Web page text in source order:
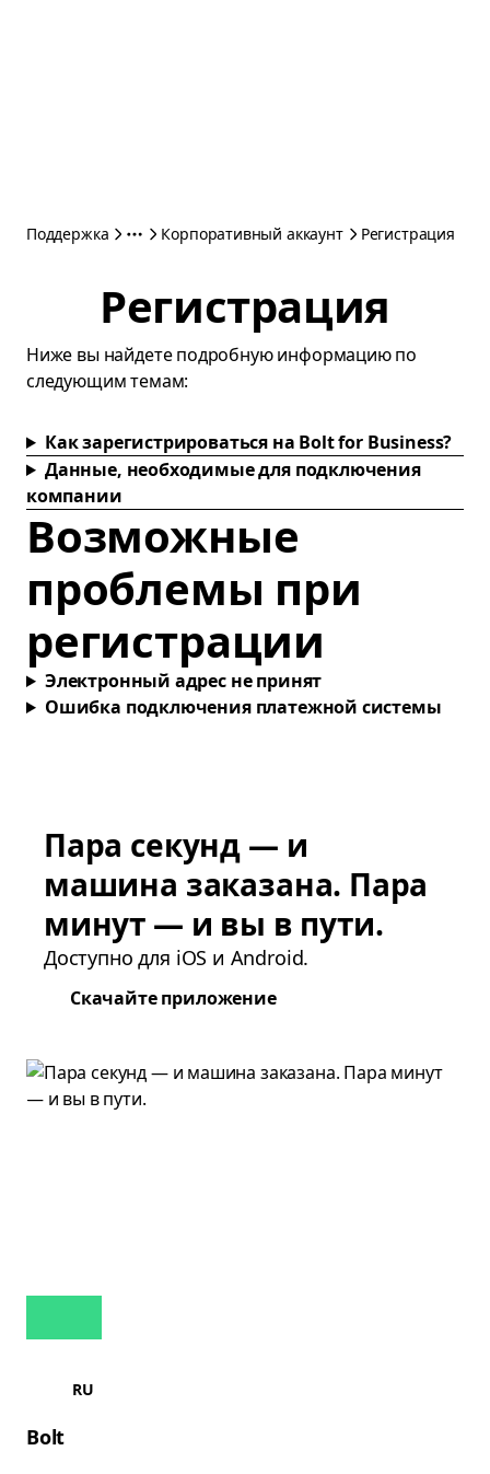
Поддержка Корпоративный аккаунт Регистрация
Регистрация
Ниже вы найдете подробную информацию по
следующим темам:
Как зарегистрироваться на Bolt for Business?
Данные, необходимые для подключения
компании
Возможные
проблемы при
регистрации
Электронный адрес не принят
Ошибка подключения платежной системы
Пара секунд — и
машина заказана. Пара
минут — и вы в пути.
Доступно для iOS и Android.
Скачайте приложение
RU
Bolt